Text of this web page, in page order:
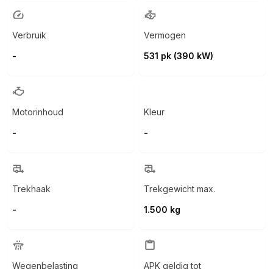
Verbruik
-
Vermogen
531 pk (390 kW)
Motorinhoud
-
Kleur
-
Trekhaak
-
Trekgewicht max.
1.500 kg
Wegenbelasting
APK geldig tot